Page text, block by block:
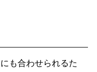
も合わせられるた